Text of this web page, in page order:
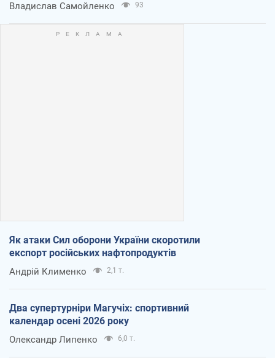
Владислав Самойленко 93
Як атаки Сил оборони України скоротили
експорт російських нафтопродуктів
Андрій Клименко 2,1 т.
Два супертурніри Магучіх: спортивний
календар осені 2026 року
Олександр Липенко 6,0 т.